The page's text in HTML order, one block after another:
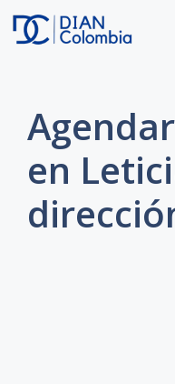
Saltar
en